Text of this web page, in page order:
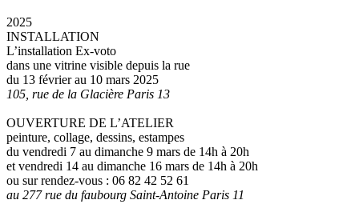
2025
INSTALLATION
L’installation Ex-voto
dans une vitrine visible depuis la rue
du 13 février au 10 mars 2025
105, rue de la Glacière Paris 13
OUVERTURE DE L’ATELIER
peinture, collage, dessins, estampes
du vendredi 7 au dimanche 9 mars de 14h à 20h
et vendredi 14 au dimanche 16 mars de 14h à 20h
ou sur rendez-vous : 06 82 42 52 61
au 277 rue du faubourg Saint-Antoine Paris 11